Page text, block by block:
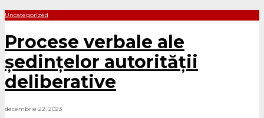
Uncategorized
Procese verbale ale
ședințelor autorității
deliberative
decembrie 22, 2023